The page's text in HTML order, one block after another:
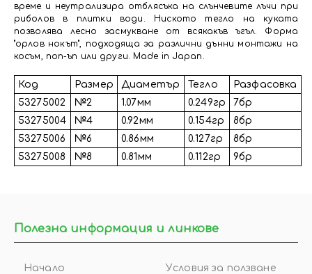
време и неутрализира отблясъка на слънчевите лъчи при
риболов в плитки води. Ниското тегло на куката
позволява лесно засмукване от всякакъв ъгъл. Форма
"орлов нокът", подходяща за различни дънни монтажи на
косъм, поп-ъп или други. Made in Japan.
Код Размер Диаметър Тегло
Разфасовка
53275002
№2 1.07мм 0.249гр
7бр
53275004
№4 0.92мм 0.154гр
8бр
53275006
№6 0.86мм 0.127гр
8бр
53275008
№8 0.81мм 0.112гр 9бр
Полезна информация и линкове
Начало
Условия за ползване